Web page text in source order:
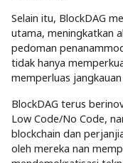
Selain itu, BlockDAG
utama, meningkatkan
pedoman
tidak hanya
memperluas
BlockDAG terus
Low Code/No Code,
blockchain dan
oleh mereka nan